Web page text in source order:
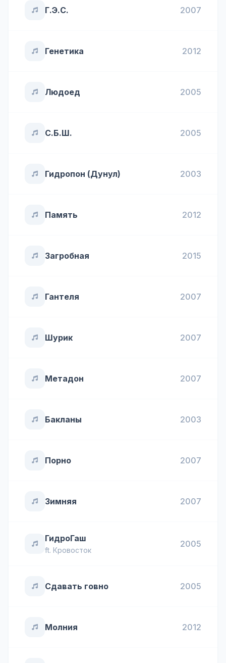
Г.Э.С. 2007
Генетика 2012
Людоед 2005
С.Б.Ш. 2005
Гидропон (Дунул) 2003
Память 2012
Загробная 2015
Гантеля 2007
Шурик 2007
Метадон 2007
Бакланы 2003
Порно 2007
Зимняя 2007
ГидроГаш
ft. Кровосток
2005
Сдавать говно 2005
Молния 2012